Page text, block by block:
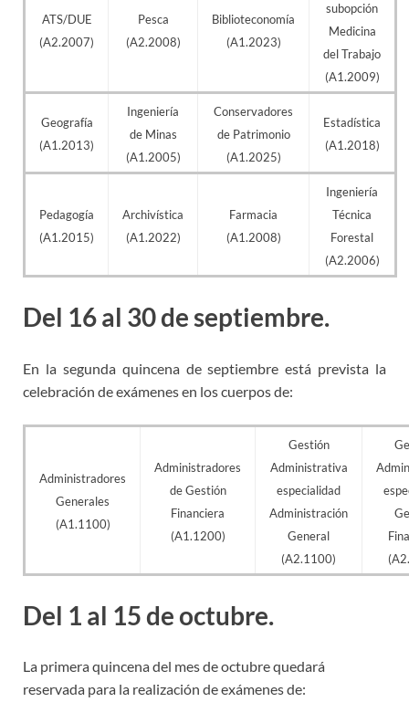
ATS/DUE
(A2.2007)
Pesca
(A2.2008)
Biblioteconomía
(A1.2023)
subopción
Medicina
del Trabajo
(A1.2009)
Geografía
(A1.2013)
Ingeniería
de Minas
(A1.2005)
Conservadores
de Patrimonio
(A1.2025)
Estadística
(A1.2018)
Pedagogía
(A1.2015)
Archivística
(A1.2022)
Farmacia
(A1.2008)
Ingeniería
Técnica
Forestal
(A2.2006)
Del 16 al 30 de septiembre.
En la segunda quincena de septiembre está prevista la
celebración de exámenes en los cuerpos de:
Administradores
Generales
(A1.1100)
Administradores
de Gestión
Financiera
(A1.1200)
Gestión
Administrativa
especialidad
Administración
General
(A2.1100)
Del 1 al 15 de octubre.
La primera quincena del mes de octubre quedará
reservada para la realización de exámenes de: